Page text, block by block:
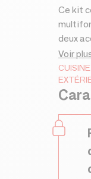
Ce kit contient
deux
du
et le
Voir
CUISINE